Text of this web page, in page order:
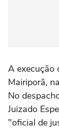
A execução
Mairiporã,
No
Juizado
"oficial de